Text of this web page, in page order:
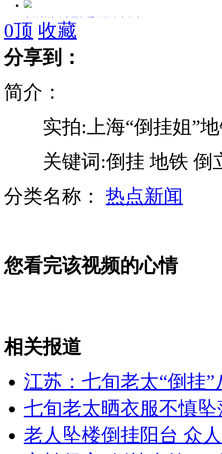
实拍长沙公交司机昏倒前奋力停车
无锡房价大幅下跌引政府不满
合肥：女子坠楼 砸伤行人
点3000根蜡烛求婚 保安吹了半个小时
山西运城恶犬咬伤多人 警民合力深夜将其击毙
女孩北京地铁殴打老人 痛下狠手拳打脚踢
外交部：反对强权政治霸凌主义
走！跟着总书记去植树
0顶 收藏
分享到：
简介：
实拍:上海“倒挂姐”地
关键词:倒挂 地铁 倒
分类名称： 热点新闻
您看完该视频的心情
相关报道
江苏：七旬老太“倒挂”
七旬老太晒衣服不慎
老人坠楼倒挂阳台 众